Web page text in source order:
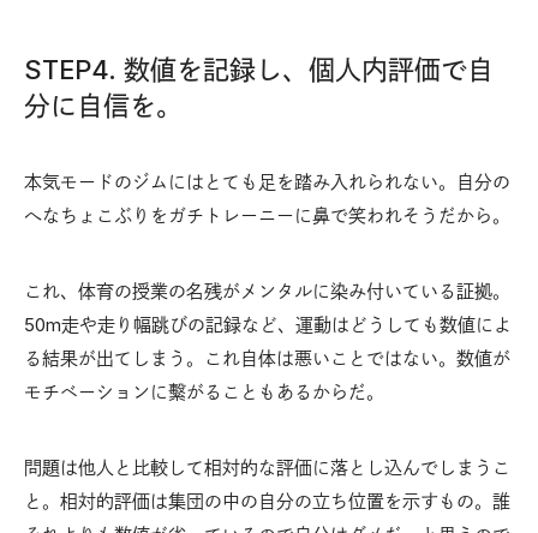
STEP4. 数値を記録し、個人内評価で自
分に自信を。
本気モードのジムにはとても足を踏み入れられない。自分の
へなちょこぶりをガチトレーニーに鼻で笑われそうだから。
これ、体育の授業の名残がメンタルに染み付いている証拠。
50m走や走り幅跳びの記録など、運動はどうしても数値によ
る結果が出てしまう。これ自体は悪いことではない。数値が
モチベーションに繫がることもあるからだ。
問題は他人と比較して相対的な評価に落とし込んでしまうこ
と。相対的評価は集団の中の自分の立ち位置を示すもの。誰